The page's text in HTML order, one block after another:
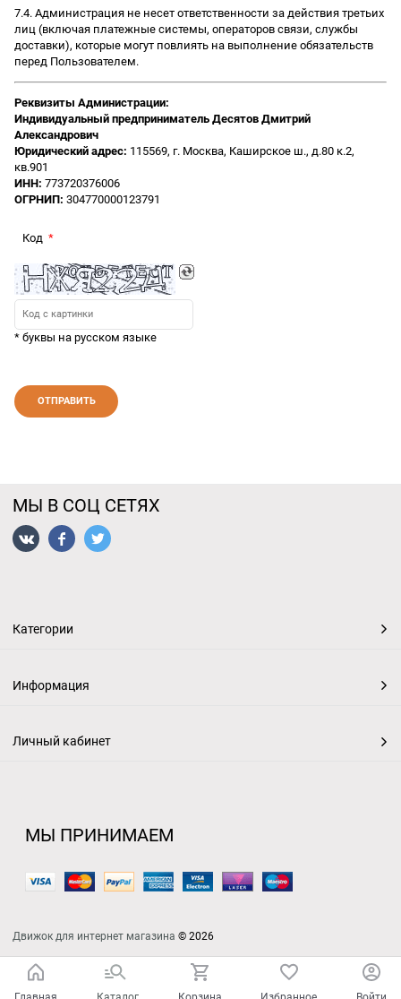
7.4. Администрация не несет ответственности за действия третьих
лиц (включая платежные системы, операторов связи, службы
доставки), которые могут повлиять на выполнение обязательств
перед Пользователем.
Реквизиты Администрации:
Индивидуальный предприниматель Десятов Дмитрий
Александрович
Юридический адрес: 115569, г. Москва, Каширское ш., д.80 к.2,
кв.901
ИНН: 773720376006
ОГРНИП: 304770000123791
Код
* буквы на русском языке
МЫ В СОЦ СЕТЯХ
Категории
Информация
Личный кабинет
МЫ ПРИНИМАЕМ
Движок для интернет магазина © 2026